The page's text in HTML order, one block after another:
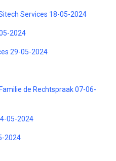
Services 18-05-2024
2024
29-05-2024
de Rechtspraak 07-06-
05-2024
2024